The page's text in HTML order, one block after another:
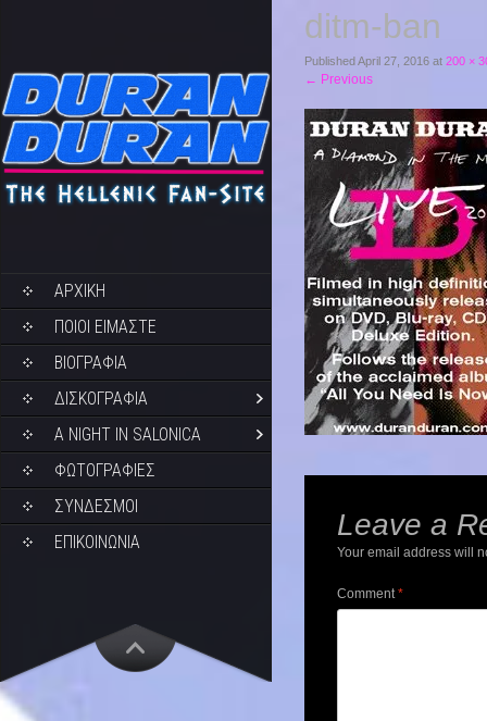
ΑΡΧΙΚΗ
ΠΟΙΟΙ ΕΙΜΑΣΤΕ
ΒΙΟΓΡΑΦΙΑ
ΔΙΣΚΟΓΡΑΦΙΑ
A NIGHT IN SALONICA
ΦΩΤΟΓΡΑΦΙΕΣ
ΣΥΝΔΕΣΜΟΙ
ΕΠΙΚΟΙΝΩΝΙΑ
ditm-ban
PublishedApril 27, 2016 at 200 ×
← Previous
Leave a
Your email address will
Comment*